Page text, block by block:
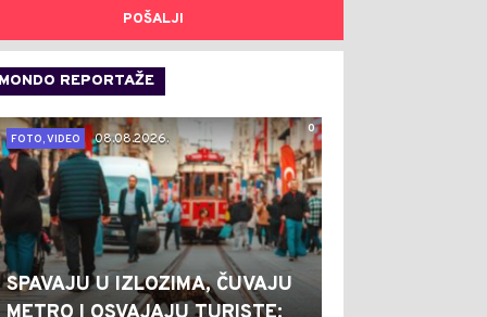
POŠALJI
MONDO REPORTAŽE
0
FOTO, VIDEO
08.08.2026.
SPAVAJU U IZLOZIMA, ČUVAJU